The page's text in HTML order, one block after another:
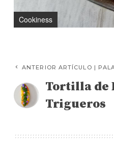
Cookiness
ANTERIOR ARTÍCULO |
Tortilla de
Trigueros